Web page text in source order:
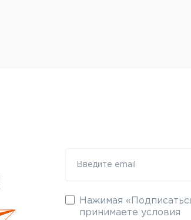
Нажимая
принимаете условия